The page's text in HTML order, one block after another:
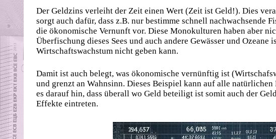
Der Geldzins verleiht der Zeit einen Wert (Zeit ist Geld!). Dies
sorgt auch dafür, dass z.B. nur bestimme schnell nachwachsende
die ökonomische Vernunft vor. Diese Monokulturen haben aber
Überfischung dieses Sees und auch andere Gewässer und Ozeane
Wirtschaftswachstum nicht geben kann.
Damit ist auch belegt, was ökonomische vernünftig ist
und grenzt an Wahnsinn. Dieses Beispiel kann auf alle
es darauf hin, dass überall wo Geld beteiligt ist somit auch der
Effekte eintreten.